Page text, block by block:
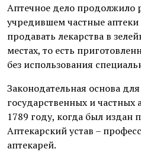
Аптечное дело продолжило
учредившем частные
продавать лекарства в
местах, то есть
без использования
Законодательная основа
государственных и частных
1789 году, когда был издан
Аптекарский устав –
аптекарей.